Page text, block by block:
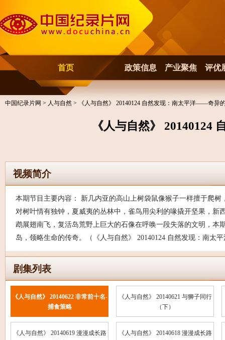
首页 政策信息 产业聚焦 评优
中国纪录片网 > 人与自然 > 《人与自然》 20140124 自然发现：南太平洋——奇异
《人与自然》
视频简介
本期节目主要内容： 新几内亚的高山上树袋鼠像猴子一样擅于爬树
对树叶情有独钟，夏威夷的丛林中，雀鸟用尖利的喙撬开坚果，新
鹉展翅南飞，复活岛荒野上巨大的石像在呼唤一段失落的文明，本
岛，领略生命的传奇。（《人与自然》 20140124 自然发现：南太
剧集列表
《人与自然》 20140622 非常前十名-
捕食策略
《人与自然》 20140621 与狮子同行
（下）
《人与自然》 20140619 漫漫成长路
《人与自然》 20140618 漫漫成长路